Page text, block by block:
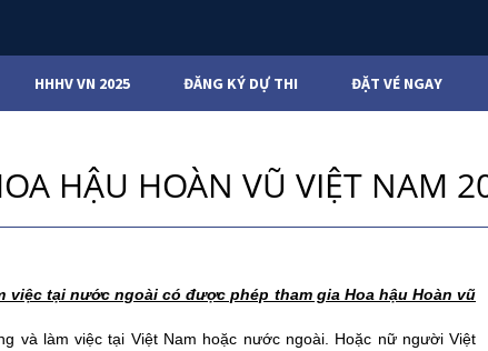
HHHV VN 2025 ĐĂNG KÝ DỰ THI ĐẶT VÉ NGAY
HẬU HOÀN VŨ VIỆT NAM
việc tại nước ngoài có được phép tham gia Hoa hậu Hoàn vũ
và làm việc tại Việt Nam hoặc nước ngoài. Hoặc nữ người Việt